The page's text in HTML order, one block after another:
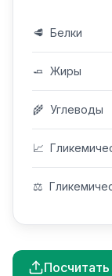
🥩 Белки
🧈 Жиры
🌾 Углеводы
📈
⚖️